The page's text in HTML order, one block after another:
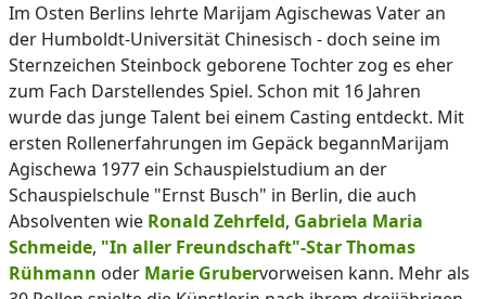
Im Osten Berlins lehrte Marijam Agischewas Vater an
der Humboldt-Universität Chinesisch - doch seine im
Sternzeichen Steinbock geborene Tochter zog es eher
zum Fach Darstellendes Spiel. Schon mit 16 Jahren
wurde das junge Talent bei einem Casting entdeckt. Mit
ersten Rollenerfahrungen im Gepäck begannMarijam
Agischewa 1977 ein Schauspielstudium an der
Schauspielschule "Ernst Busch" in Berlin, die auch
Absolventen wie Ronald Zehrfeld, Gabriela Maria
Schmeide, "In aller Freundschaft"-Star Thomas
Rühmann oder Marie Grubervorweisen kann. Mehr als